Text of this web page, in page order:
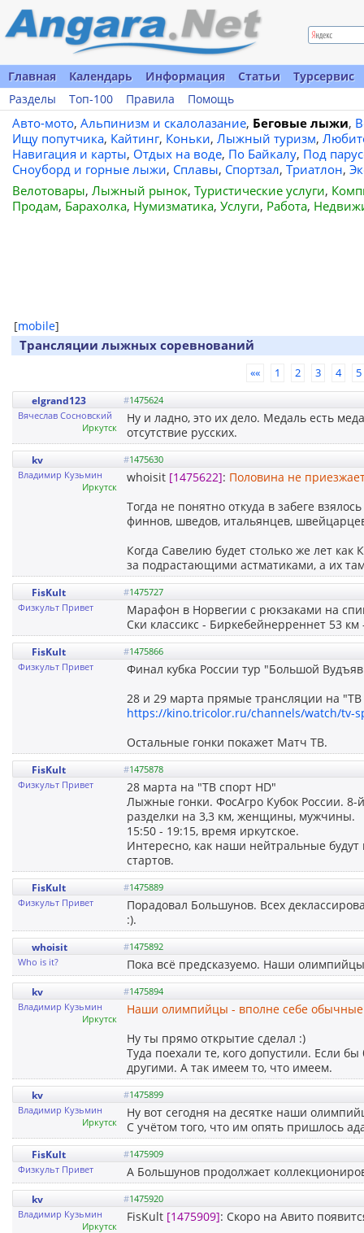
Главная Календарь Информация Статьи
Турсервис
Разделы
Топ-100 Правила Помощь
Авто-мото, Альпинизм и скалолазание, Беговые лыжи,
Ищу попутчика, Кайтинг, Коньки, Лыжный туризм,
Навигация и карты, Отдых на воде, По Байкалу, Под
Сноуборд и горные лыжи, Сплавы, Спортзал, Триатлон,
Велотовары, Лыжный рынок, Туристические услуги,
Продам, Барахолка, Нумизматика, Услуги, Работа,
[mobile]
Трансляции лыжных соревнований
«« 1 2 3 4 5
elgrand123 #1475624
Вячеслав Сосновский
Иркутск
Ну и ладно, это их дело. Медаль есть
отсутствие русских.
kv #1475630
Владимир Кузьмин
Иркутск
whoisit [1475622]: Половина не
Тогда не понятно откуда в забеге
финнов, шведов, итальянцев,
Когда Савелию будет столько же лет
за подрастающими астматиками, а их
FisKult #1475727
Физкульт Привет
Марафон в Норвегии с рюкзаками на
Ски классикс - Биркебейнерреннет 53
FisKult #1475866
Физкульт Привет
Финал кубка России тур "Большой
28 и 29 марта прямые трансляции на "ТВ
https://kino.tricolor.ru/channels/watch/tv-
Остальные гонки покажет Матч ТВ.
FisKult #1475878
Физкульт Привет
28 марта на "ТВ спорт HD"
Лыжные гонки. ФосАгро Кубок России.
разделки на 3,3 км, женщины, мужчины.
15:50 - 19:15, время иркутское.
Интересно, как наши нейтральные
стартов.
FisKult #1475889
Физкульт Привет
Порадовал Большунов. Всех
:).
whoisit #1475892
Who is it?
Пока всё предсказуемо. Наши
kv #1475894
Владимир Кузьмин
Иркутск
Наши олимпийцы - вполне себе
Ну ты прямо открытие сделал :)
Туда поехали те, кого допустили. Если
другими. А так имеем то, что имеем.
kv #1475899
Владимир Кузьмин
Иркутск
Ну вот сегодня на десятке наши
С учётом того, что им опять пришлось
FisKult #1475909
Физкульт Привет
А Большунов продолжает
kv #1475920
Владимир Кузьмин
Иркутск
FisKult [1475909]: Скоро на Авито